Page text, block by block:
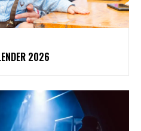
2026